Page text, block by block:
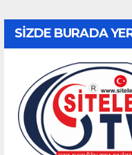
SİZDE BURADA